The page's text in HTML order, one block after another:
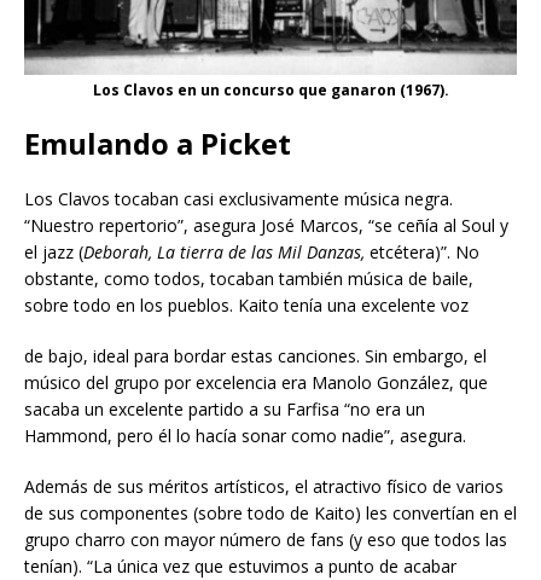
Los Clavos en un concurso que ganaron (1967).
Emulando a Picket
Los Clavos tocaban casi exclusivamente música negra.
“Nuestro repertorio”, asegura José Marcos, “se ceñía al Soul y
el jazz (Deborah, La tierra de las Mil Danzas, etcétera)”. No
obstante, como todos, tocaban también música de baile,
sobre todo en los pueblos. Kaito tenía una excelente voz
de bajo, ideal para bordar estas canciones. Sin embargo, el
músico del grupo por excelencia era Manolo González, que
sacaba un excelente partido a su Farfisa “no era un
Hammond, pero él lo hacía sonar como nadie”, asegura.
Además de sus méritos artísticos, el atractivo físico de varios
de sus componentes (sobre todo de Kaito) les convertían en el
grupo charro con mayor número de fans (y eso que todos las
tenían). “La única vez que estuvimos a punto de acabar